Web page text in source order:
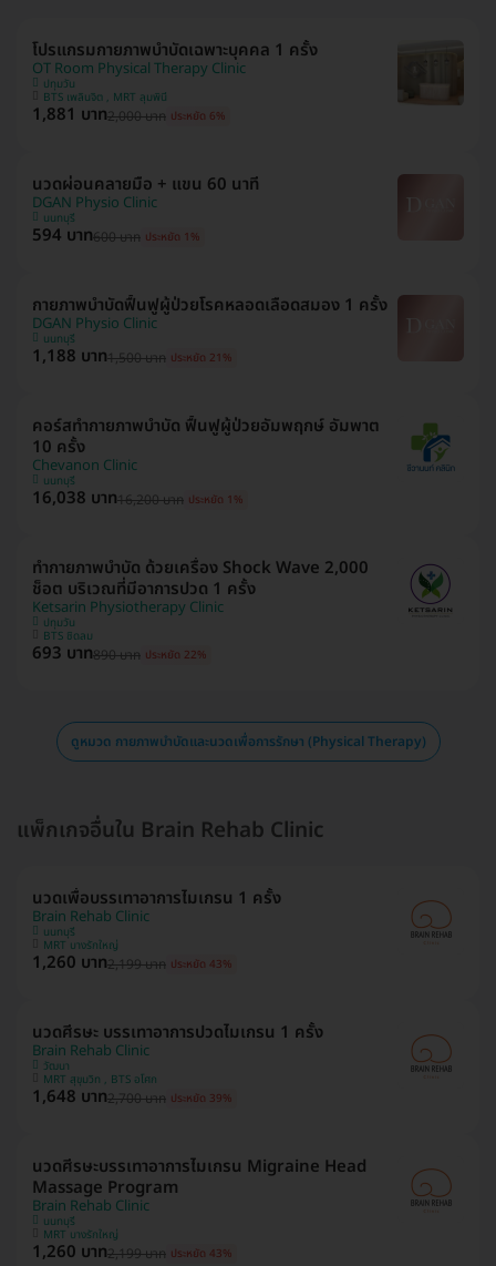
โปรแกรมกายภาพบำบัดเฉพาะบุคคล 1 ครั้ง
OT Room Physical Therapy Clinic
ปทุมวัน
BTS เพลินจิต , MRT ลุมพินี
1,881 บาท2,000 บาท ประหยัด 6%
นวดผ่อนคลายมือ + แขน 60 นาที
DGAN Physio Clinic
นนทบุรี
594 บาท600 บาท ประหยัด 1%
กายภาพบำบัดฟื้นฟูผู้ป่วยโรคหลอดเลือดสมอง 1 ครั้ง
DGAN Physio Clinic
นนทบุรี
1,188 บาท1,500 บาท ประหยัด 21%
คอร์สทำกายภาพบำบัด ฟื้นฟูผู้ป่วยอัมพฤกษ์ อัมพาต
10 ครั้ง
Chevanon Clinic
นนทบุรี
16,038 บาท16,200 บาท ประหยัด 1%
ทำกายภาพบำบัด ด้วยเครื่อง Shock Wave 2,000
ช็อต บริเวณที่มีอาการปวด 1 ครั้ง
Ketsarin Physiotherapy Clinic
ปทุมวัน
BTS ชิดลม
693 บาท890 บาท ประหยัด 22%
ดูหมวด กายภาพบำบัดและนวดเพื่อการรักษา (Physical Therapy)
แพ็กเกจอื่นใน Brain Rehab Clinic
นวดเพื่อบรรเทาอาการไมเกรน 1 ครั้ง
Brain Rehab Clinic
นนทบุรี
MRT บางรักใหญ่
1,260 บาท2,199 บาท ประหยัด 43%
นวดศีรษะ บรรเทาอาการปวดไมเกรน 1 ครั้ง
Brain Rehab Clinic
วัฒนา
MRT สุขุมวิท , BTS อโศก
1,648 บาท2,700 บาท ประหยัด 39%
นวดศีรษะบรรเทาอาการไมเกรน Migraine Head
Massage Program
Brain Rehab Clinic
นนทบุรี
MRT บางรักใหญ่
1,260 บาท2,199 บาท ประหยัด 43%